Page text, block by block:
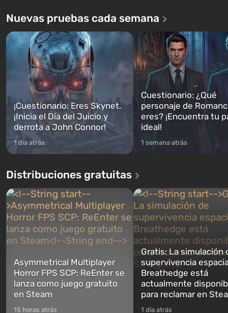
Nuevas pruebas cada semana
¡Cuestionario: Eres Skynet.
¡Inicia el Día del Juicio y
derrota a John Connor!
1 día atrás
Cuestionario: ¿Qué
personaje de
eres? ¡Encuentra tu
ideal!
1 semana atrás
Distribuciones gratuitas
Asymmetrical Multiplayer
Horror FPS SCP: ReEnter se
lanza como juego gratuito
en Steam
15 horas atrás
Gratis: La simulación
supervivencia
Breathedge está
actualmente
para reclamar en
1 día atrás